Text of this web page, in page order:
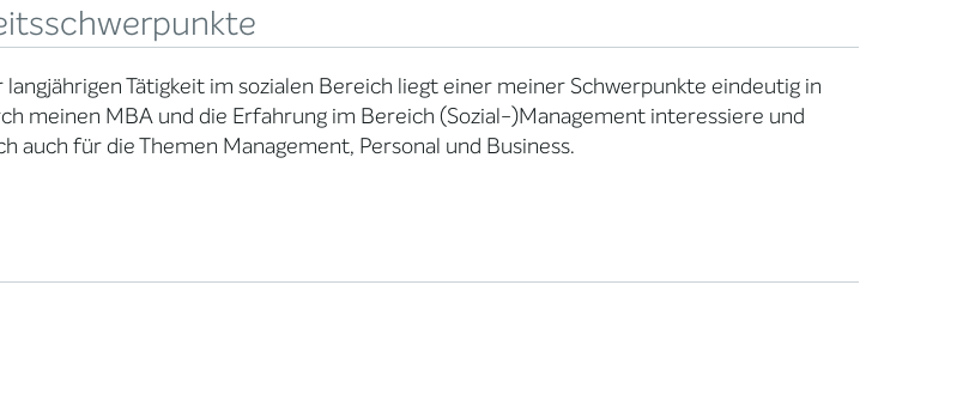
Tätigkeit im sozialen Bereich liegt einer meiner Schwerpunkte eindeutig in
meinen MBA und die Erfahrung im Bereich (Sozial-)Management interessiere und
auch für die Themen Management, Personal und Business.